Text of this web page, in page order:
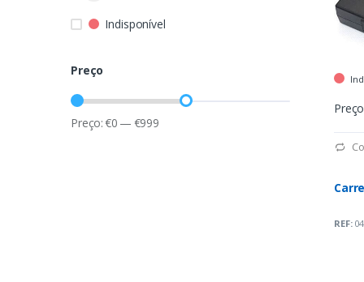
Indisponível
Preço
Preço:€0 — €999
REF: